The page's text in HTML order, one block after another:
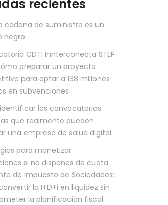
recientes
cadena de suministro es un
negro
CDTI Innterconecta STEP
preparar un proyecto
para optar a 138 millones
en subvenciones
las convocatorias
que realmente pueden
una empresa de salud digital
para monetizar
si no dispones de cuota
de Impuesto de Sociedades:
la I+D+i en liquidez sin
la planificación fiscal